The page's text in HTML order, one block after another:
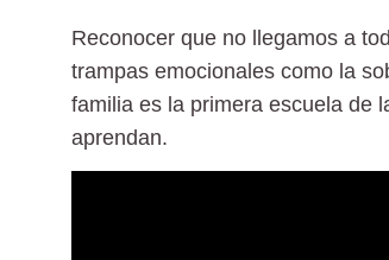
Reconocer que no llegamos a
trampas emocionales como la
familia es la primera escuela de
aprendan.